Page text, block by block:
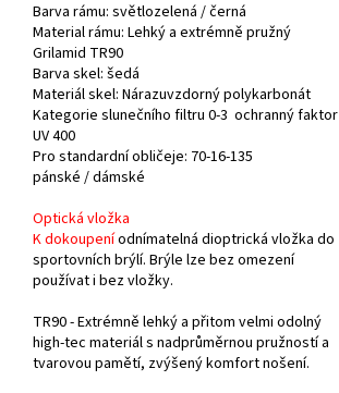
Barva rámu: světlozelená / černá
Material rámu: Lehký a extrémně pružný
Grilamid TR90
Barva skel: šedá
Materiál skel: Nárazuvzdorný polykarbonát
Kategorie slunečního filtru 0-3 ochranný faktor
UV 400
Pro standardní obličeje: 70-16-135
pánské /dámské
Optická vložka
K dokoupeníodnímatelná dioptrická vložka do
sportovních brýlí. Brýle lze bez omezení
používat i bez vložky.
TR90 - Extrémně lehký a přitom velmi odolný
high-tec materiál s nadprůměrnou pružností a
tvarovou pamětí, zvýšený komfort nošení.